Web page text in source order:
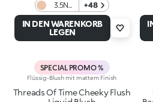
3.5N
Neutral
+48
IN DEN WARENKORB
LEGEN
SPECIAL PROMO %
Flüssig-Blush mit mattem Finish
Threads Of Time Cheeky Flush